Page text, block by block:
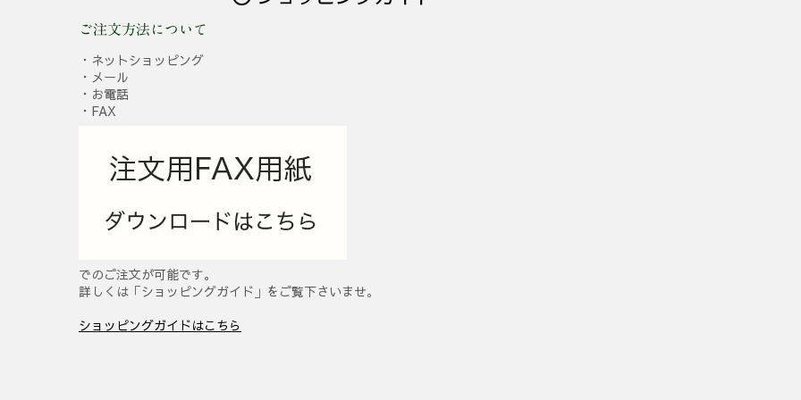
ご注文方法について
・ネットショッピング
・メール
・お電話
・FAX
でのご注文が可能です。
詳しくは「ショッピングガイド」をご覧下さいませ。
ショッピングガイドはこちら